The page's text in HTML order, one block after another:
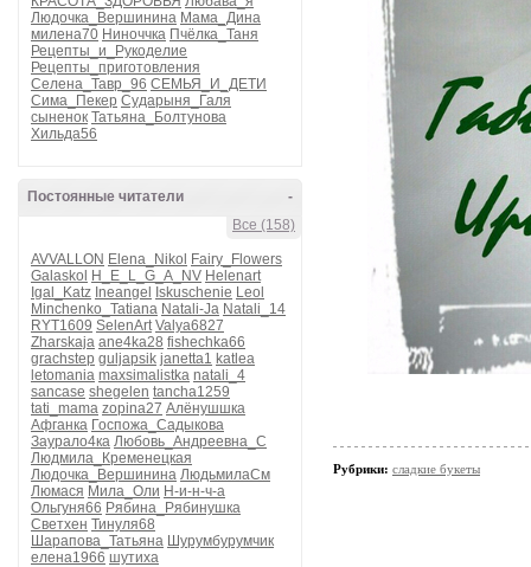
Людочка_Вершинина Мама_Дина
милена70 Ниноччка Пчёлка_Таня
Рецепты_и_Рукоделие
Рецепты_приготовления
Селена_Тавр_96 СЕМЬЯ_И_ДЕТИ
Сима_Пекер Сударыня_Галя
сыненок Татьяна_Болтунова
Хильда56
-
Постоянные читатели
Все (158)
AVVALLON Elena_Nikol
Fairy_Flowers
Galaskol
H_E_L_G_A_NV Helenart
Igal_Katz Ineangel Iskuschenie Leol
Minchenko_Tatiana Natali-Ja Natali_14
RYT1609 SelenArt Valya6827
Zharskaja ane4ka28 fishechka66
grachstep guljapsik janetta1 katlea
letomania maxsimalistka natali_4
sancase shegelen tancha1259
tati_mama zopina27 Алёнушшка
Афганка Госпожа_Садыкова
Заурало4ка Любовь_Андреевна_С
Людмила_Кременецкая
Людочка_Вершинина ЛюдьмилаСм
Люмася Мила_Оли Н-и-н-ч-а
Ольгуня66 Рябина_Рябинушка
Светхен Тинуля68
Шарапова_Татьяна Шурумбурумчик
елена1966 шутиха
Рубрики: сладкие букеты